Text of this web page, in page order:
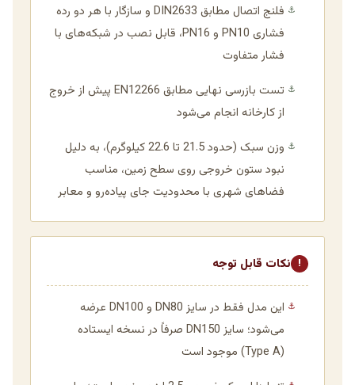
⚓
فلنج اتصال مطابق DIN2633 و سازگار با هر دو رده
فشاری PN10 و PN16، قابل نصب در شبکه‌های با
فشار متفاوت
⚓
تست بازرسی نهایی مطابق EN12266 پیش از خروج
از کارخانه انجام می‌شود
⚓
وزن سبک (حدود 21.5 تا 22.6 کیلوگرم)، به دلیل
نبود ستون خروجی روی سطح زمین، مناسب
فضاهای شهری با محدودیت جای پیاده‌رو و معابر
! نکات قابل توجه
⚓
این مدل فقط در سایز DN80 و DN100 عرضه
می‌شود؛ سایز DN150 صرفاً در نسخه ایستاده
(Type A) موجود است